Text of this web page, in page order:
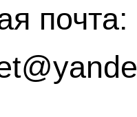
почта: